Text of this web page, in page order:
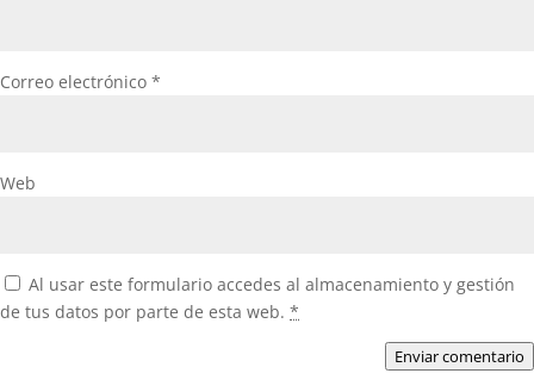
Correo electrónico *
Web
Al usar este formulario accedes al almacenamiento y gestión
de tus datos por parte de esta web. *
Enviar comentario